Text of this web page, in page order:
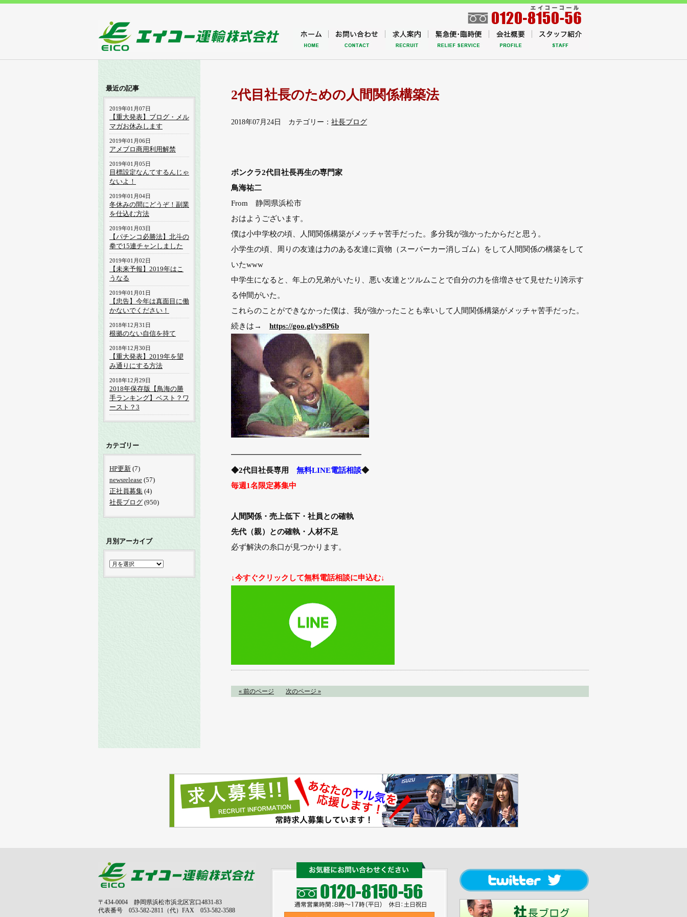
2代目社長のための人間関係構築法
2018年07月24日 カテゴリー： 社長ブログ
ボンクラ2代目社長再生の専門家
鳥海祐二
From 静岡県浜松市
おはようございます。
僕は小中学校の頃、人間関係構築がメッチャ苦手だった。多分我が強かったからだと思う。
小学生の頃、周りの友達は力のある友達に貢物（スーパーカー消しゴム）をして人間関係の構築をして
いたwww
中学生になると、年上の兄弟がいたり、悪い友達とツルムことで自分の力を倍増させて見せたり誇示す
る仲間がいた。
これらのことができなかった僕は、我が強かったことも幸いして人間関係構築がメッチャ苦手だった。
続きは→ https://goo.gl/ys8P6b
━━━━━━━━━━━━━━━━━
◆2代目社長専用 無料LINE電話相談◆
毎週1名限定募集中
人間関係・売上低下・社員との確執
先代（親）との確執・人材不足
必ず解決の糸口が見つかります。
↓今すぐクリックして無料電話相談に申込む↓
« 前のページ 次のページ »
最近の記事
2019年01月07日
【重大発表】ブログ・メル
マガお休みします
2019年01月06日
アメブロ商用利用解禁
2019年01月05日
目標設定なんてするんじゃ
ないよ！
2019年01月04日
冬休みの間にどうぞ！副業
を仕込む方法
2019年01月03日
【パチンコ必勝法】北斗の
拳で15連チャンしました
2019年01月02日
【未来予報】2019年はこ
うなる
2019年01月01日
【忠告】今年は真面目に働
かないでください！
2018年12月31日
根拠のない自信を持て
2018年12月30日
【重大発表】2019年を望
み通りにする方法
2018年12月29日
2018年保存版【鳥海の勝
手ランキング】ベスト？ワ
ースト？3
カテゴリー
HP更新 (7)
newsrelease (57)
正社員募集 (4)
社長ブログ (950)
月別アーカイブ
〒434-0004 静岡県浜松市浜北区宮口4831-83
代表番号 053-582-2811（代）FAX 053-582-3588